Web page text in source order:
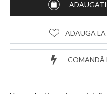
COMANDĂ
ADAUGA LA